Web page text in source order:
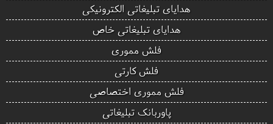
هدایای تبلیغاتی الکترونیکی
هدایای تبلیغاتی خاص
فلش مموری
فلش کارتی
فلش مموری اختصاصی
پاوربانک تبلیغاتی